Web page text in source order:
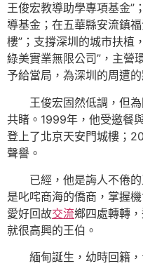
王俊宏教導助學專項基金”
導基金；在五華縣安流鎮
樓”；支撐深圳的城市扶植
綠美實業無限公司”，主營
予給當局，為深圳的周遭
王俊宏固然低調，但
共睹。1999年，他受邀餐
登上了北京天安門城樓；
聲譽。
已經，他是誨人不倦
是叱咤商海的僑商，掌握
愛好回故交流鄉四處轉轉
就很高興的王伯。
緬甸誕生，幼時回籍